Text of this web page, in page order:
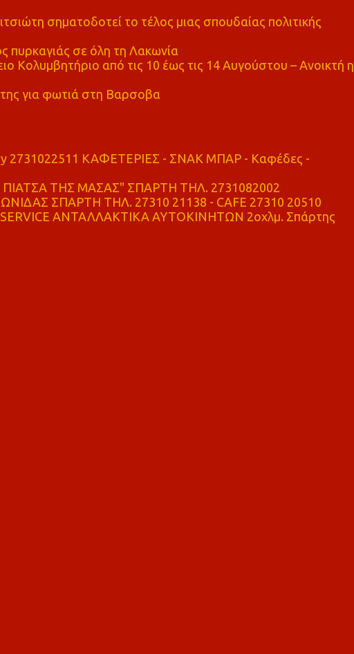
σηματοδοτεί το τέλος μιας σπουδαίας πολιτικής
πυρκαγιάς σε όλη τη Λακωνία
Κολυμβητήριο από τις 10 έως τις 14 Αυγούστου – Ανοικτή η
για φωτιά στη Βαρσοβα
2731022511 ΚΑΦΕΤΕΡΙΕΣ - ΣΝΑΚ ΜΠΑΡ - Καφέδες -
ΤΗΣ ΜΑΣΑΣ" ΣΠΑΡΤΗ ΤΗΛ. 2731082002
ΣΠΑΡΤΗ ΤΗΛ. 27310 21138 - CAFE 27310 20510
ΑΝΤΑΛΛΑΚΤΙΚΑ ΑΥΤΟΚΙΝΗΤΩΝ 2οχλμ. Σπάρτης